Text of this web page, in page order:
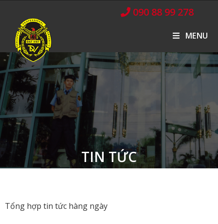
090 88 99 278
MENU
TIN TỨC
Tổng hợp tin tức hàng ngày